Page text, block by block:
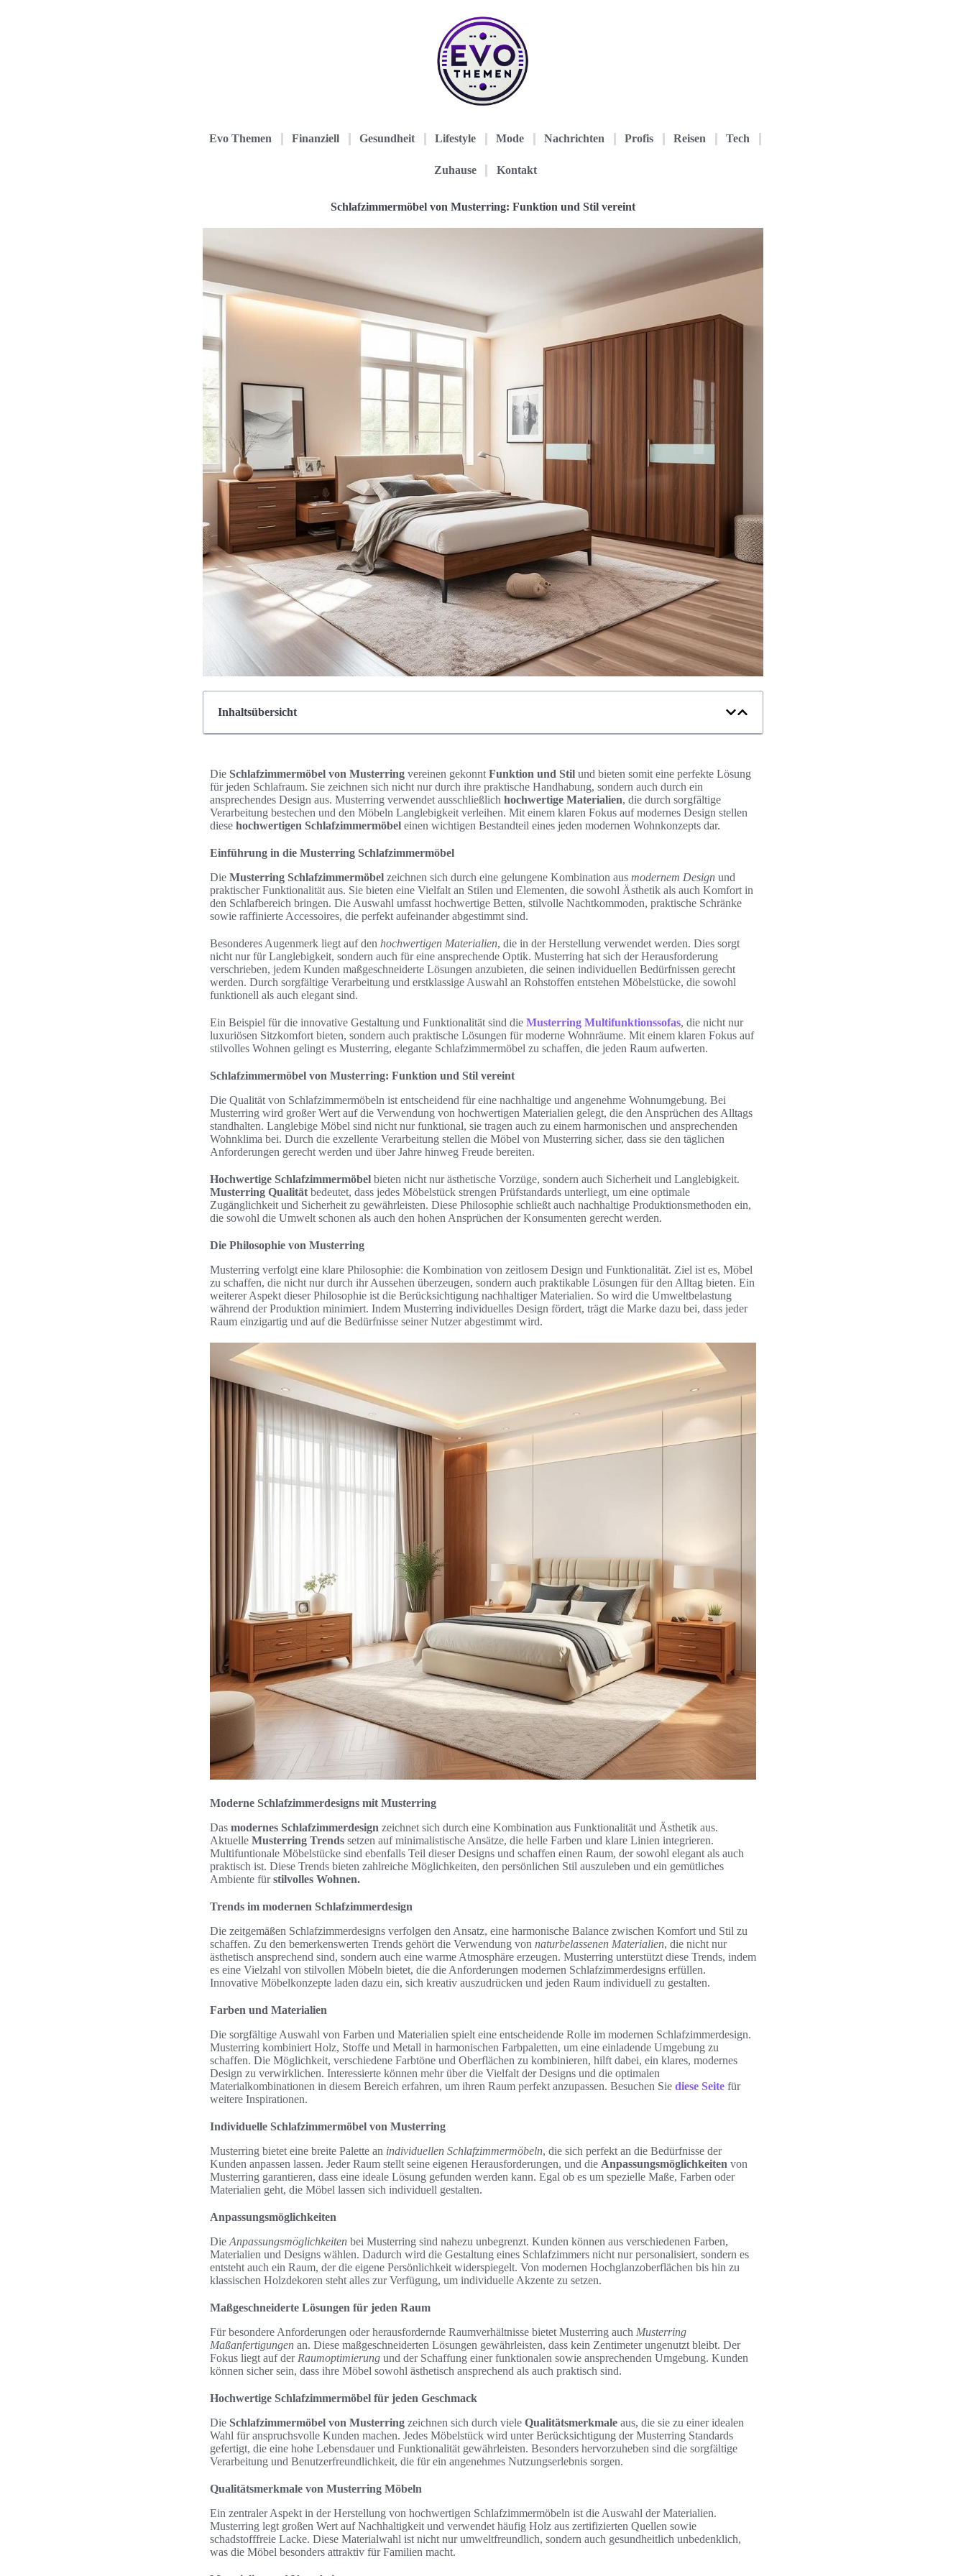
Evo Themen Finanziell Gesundheit Lifestyle Mode Nachrichten Profis Reisen Tech
Zuhause Kontakt
Schlafzimmermöbel von Musterring: Funktion und Stil vereint
Inhaltsübersicht
Die Schlafzimmermöbel von Musterring vereinen gekonnt Funktion und Stil und bieten somit eine perfekte Lösung
für jeden Schlafraum. Sie zeichnen sich nicht nur durch ihre praktische Handhabung, sondern auch durch ein
ansprechendes Design aus. Musterring verwendet ausschließlich hochwertige Materialien, die durch sorgfältige
Verarbeitung bestechen und den Möbeln Langlebigkeit verleihen. Mit einem klaren Fokus auf modernes Design stellen
diese hochwertigen Schlafzimmermöbel einen wichtigen Bestandteil eines jeden modernen Wohnkonzepts dar.
Einführung in die Musterring Schlafzimmermöbel
Die Musterring Schlafzimmermöbel zeichnen sich durch eine gelungene Kombination aus modernem Design und
praktischer Funktionalität aus. Sie bieten eine Vielfalt an Stilen und Elementen, die sowohl Ästhetik als auch Komfort in
den Schlafbereich bringen. Die Auswahl umfasst hochwertige Betten, stilvolle Nachtkommoden, praktische Schränke
sowie raffinierte Accessoires, die perfekt aufeinander abgestimmt sind.
Besonderes Augenmerk liegt auf den hochwertigen Materialien, die in der Herstellung verwendet werden. Dies sorgt
nicht nur für Langlebigkeit, sondern auch für eine ansprechende Optik. Musterring hat sich der Herausforderung
verschrieben, jedem Kunden maßgeschneiderte Lösungen anzubieten, die seinen individuellen Bedürfnissen gerecht
werden. Durch sorgfältige Verarbeitung und erstklassige Auswahl an Rohstoffen entstehen Möbelstücke, die sowohl
funktionell als auch elegant sind.
Ein Beispiel für die innovative Gestaltung und Funktionalität sind die Musterring Multifunktionssofas, die nicht nur
luxuriösen Sitzkomfort bieten, sondern auch praktische Lösungen für moderne Wohnräume. Mit einem klaren Fokus auf
stilvolles Wohnen gelingt es Musterring, elegante Schlafzimmermöbel zu schaffen, die jeden Raum aufwerten.
Schlafzimmermöbel von Musterring: Funktion und Stil vereint
Die Qualität von Schlafzimmermöbeln ist entscheidend für eine nachhaltige und angenehme Wohnumgebung. Bei
Musterring wird großer Wert auf die Verwendung von hochwertigen Materialien gelegt, die den Ansprüchen des Alltags
standhalten. Langlebige Möbel sind nicht nur funktional, sie tragen auch zu einem harmonischen und ansprechenden
Wohnklima bei. Durch die exzellente Verarbeitung stellen die Möbel von Musterring sicher, dass sie den täglichen
Anforderungen gerecht werden und über Jahre hinweg Freude bereiten.
Hochwertige Schlafzimmermöbel bieten nicht nur ästhetische Vorzüge, sondern auch Sicherheit und Langlebigkeit.
Musterring Qualität bedeutet, dass jedes Möbelstück strengen Prüfstandards unterliegt, um eine optimale
Zugänglichkeit und Sicherheit zu gewährleisten. Diese Philosophie schließt auch nachhaltige Produktionsmethoden ein,
die sowohl die Umwelt schonen als auch den hohen Ansprüchen der Konsumenten gerecht werden.
Die Philosophie von Musterring
Musterring verfolgt eine klare Philosophie: die Kombination von zeitlosem Design und Funktionalität. Ziel ist es, Möbel
zu schaffen, die nicht nur durch ihr Aussehen überzeugen, sondern auch praktikable Lösungen für den Alltag bieten. Ein
weiterer Aspekt dieser Philosophie ist die Berücksichtigung nachhaltiger Materialien. So wird die Umweltbelastung
während der Produktion minimiert. Indem Musterring individuelles Design fördert, trägt die Marke dazu bei, dass jeder
Raum einzigartig und auf die Bedürfnisse seiner Nutzer abgestimmt wird.
Moderne Schlafzimmerdesigns mit Musterring
Das modernes Schlafzimmerdesign zeichnet sich durch eine Kombination aus Funktionalität und Ästhetik aus.
Aktuelle Musterring Trends setzen auf minimalistische Ansätze, die helle Farben und klare Linien integrieren.
Multifuntionale Möbelstücke sind ebenfalls Teil dieser Designs und schaffen einen Raum, der sowohl elegant als auch
praktisch ist. Diese Trends bieten zahlreiche Möglichkeiten, den persönlichen Stil auszuleben und ein gemütliches
Ambiente fürstilvolles Wohnen.
Trends im modernen Schlafzimmerdesign
Die zeitgemäßen Schlafzimmerdesigns verfolgen den Ansatz, eine harmonische Balance zwischen Komfort und Stil zu
schaffen. Zu den bemerkenswerten Trends gehört die Verwendung von naturbelassenen Materialien, die nicht nur
ästhetisch ansprechend sind, sondern auch eine warme Atmosphäre erzeugen. Musterring unterstützt diese Trends, indem
es eine Vielzahl von stilvollen Möbeln bietet, die die Anforderungen modernen Schlafzimmerdesigns erfüllen.
Innovative Möbelkonzepte laden dazu ein, sich kreativ auszudrücken und jeden Raum individuell zu gestalten.
Farben und Materialien
Die sorgfältige Auswahl von Farben und Materialien spielt eine entscheidende Rolle im modernen Schlafzimmerdesign.
Musterring kombiniert Holz, Stoffe und Metall in harmonischen Farbpaletten, um eine einladende Umgebung zu
schaffen. Die Möglichkeit, verschiedene Farbtöne und Oberflächen zu kombinieren, hilft dabei, ein klares, modernes
Design zu verwirklichen. Interessierte können mehr über die Vielfalt der Designs und die optimalen
Materialkombinationen in diesem Bereich erfahren, um ihren Raum perfekt anzupassen. Besuchen Sie diese Seite für
weitere Inspirationen.
Individuelle Schlafzimmermöbel von Musterring
Musterring bietet eine breite Palette an individuellen Schlafzimmermöbeln, die sich perfekt an die Bedürfnisse der
Kunden anpassen lassen. Jeder Raum stellt seine eigenen Herausforderungen, und die Anpassungsmöglichkeiten von
Musterring garantieren, dass eine ideale Lösung gefunden werden kann. Egal ob es um spezielle Maße, Farben oder
Materialien geht, die Möbel lassen sich individuell gestalten.
Anpassungsmöglichkeiten
Die Anpassungsmöglichkeiten bei Musterring sind nahezu unbegrenzt. Kunden können aus verschiedenen Farben,
Materialien und Designs wählen. Dadurch wird die Gestaltung eines Schlafzimmers nicht nur personalisiert, sondern es
entsteht auch ein Raum, der die eigene Persönlichkeit widerspiegelt. Von modernen Hochglanzoberflächen bis hin zu
klassischen Holzdekoren steht alles zur Verfügung, um individuelle Akzente zu setzen.
Maßgeschneiderte Lösungen für jeden Raum
Für besondere Anforderungen oder herausfordernde Raumverhältnisse bietet Musterring auch Musterring
Maßanfertigungen an. Diese maßgeschneiderten Lösungen gewährleisten, dass kein Zentimeter ungenutzt bleibt. Der
Fokus liegt auf der Raumoptimierung und der Schaffung einer funktionalen sowie ansprechenden Umgebung. Kunden
können sicher sein, dass ihre Möbel sowohl ästhetisch ansprechend als auch praktisch sind.
Hochwertige Schlafzimmermöbel für jeden Geschmack
Die Schlafzimmermöbel von Musterring zeichnen sich durch viele Qualitätsmerkmale aus, die sie zu einer idealen
Wahl für anspruchsvolle Kunden machen. Jedes Möbelstück wird unter Berücksichtigung der Musterring Standards
gefertigt, die eine hohe Lebensdauer und Funktionalität gewährleisten. Besonders hervorzuheben sind die sorgfältige
Verarbeitung und Benutzerfreundlichkeit, die für ein angenehmes Nutzungserlebnis sorgen.
Qualitätsmerkmale von Musterring Möbeln
Ein zentraler Aspekt in der Herstellung von hochwertigen Schlafzimmermöbeln ist die Auswahl der Materialien.
Musterring legt großen Wert auf Nachhaltigkeit und verwendet häufig Holz aus zertifizierten Quellen sowie
schadstofffreie Lacke. Diese Materialwahl ist nicht nur umweltfreundlich, sondern auch gesundheitlich unbedenklich,
was die Möbel besonders attraktiv für Familien macht.